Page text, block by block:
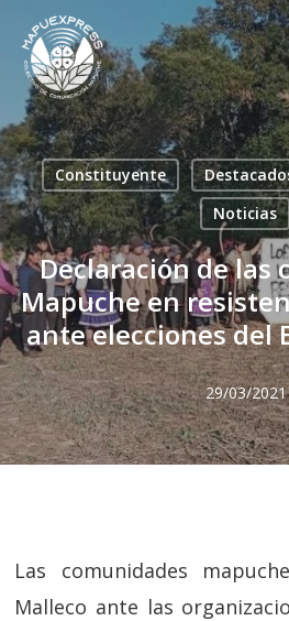
Skip
main
content
Constituyente
Noticias
Declaración de las
Mapuche en
ante elecciones del
29/03/2021
Las comunidades
Malleco ante las